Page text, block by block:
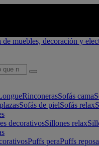
RinconerasSofás cama
Sofás de pielSofás relax
decorativosSillones relax
Puffs peraPuffs